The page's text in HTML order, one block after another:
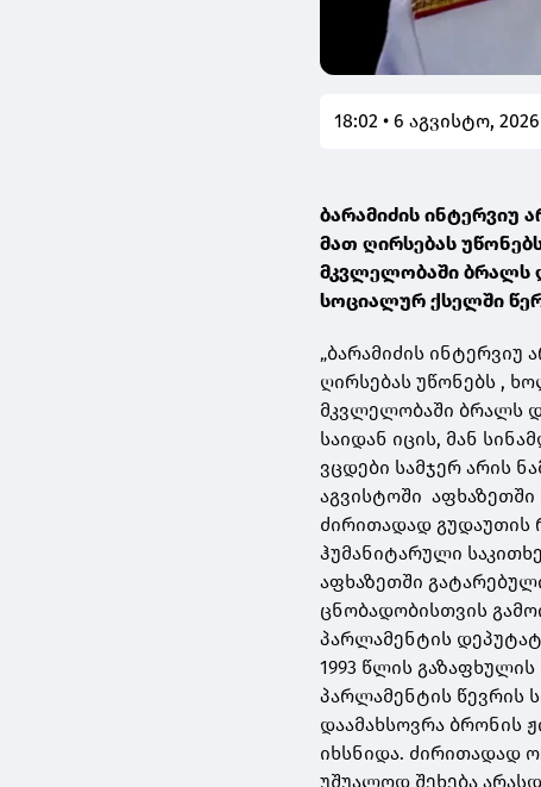
18:02 • 6 აგვისტო, 2026
ბარამიძის ინტერვიუ
მათ ღირსებას
მკვლელობაში ბრალს
სოციალურ ქსელში
„ბარამიძის ინტერვიუ
ღირსებას უწონებს ,
მკვლელობაში ბრალს
საიდან იცის, მან
ვცდები სამჯერ არის
აგვისტოში
ძირითადად გუდაუთის
ჰუმანიტარული
აფხაზეთში
ცნობადობისთვის
პარლამენტის
1993 წლის
პარლამენტის წევრის
დაამახსოვრა ბრონის
იხსნიდა. ძირითადად
უშუალოდ შეხება